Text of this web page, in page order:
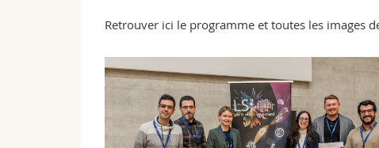
Retrouver ici le programme et toutes les images